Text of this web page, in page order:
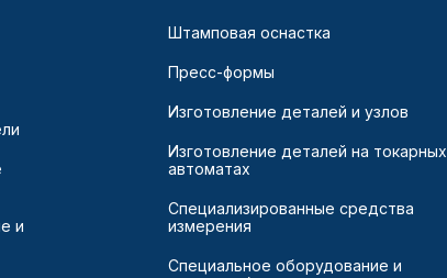
и
Штамповая оснастка
Пресс-формы
Изготовление деталей и узлов
Изготовление деталей на токарных
автоматах
Специализированные средства
измерения
Специальное оборудование и